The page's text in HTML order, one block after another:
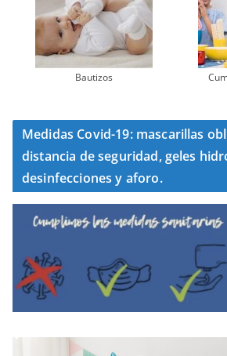
Bautizos
Medidas Covid-19: mascarillas
distancia de seguridad, geles
desinfecciones y aforo.